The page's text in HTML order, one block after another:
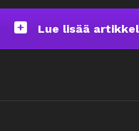
Lue lisää